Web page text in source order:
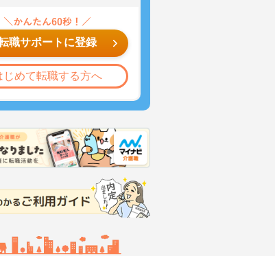
職サポートに登録
じめて転職する方へ